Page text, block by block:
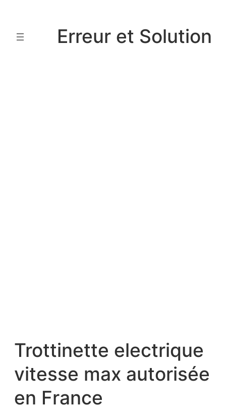
contenu
Erreur et Solution
Trottinette electrique
vitesse max autorisée
en France